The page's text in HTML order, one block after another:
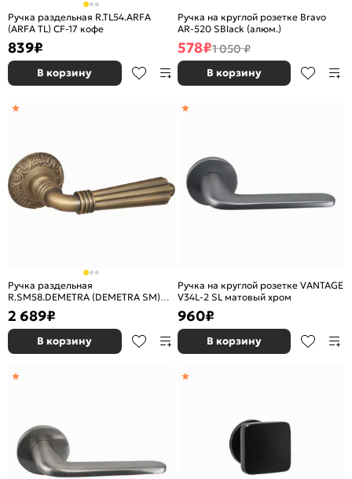
Ручка раздельная R.TL54.ARFA
(ARFA TL) CF-17 кофе
839₽
В корзину
Ручка на круглой розетке Bravo
AR-520 SBlack (алюм.)
578₽1 050 ₽
В корзину
Ручка раздельная
R.SM58.DEMETRA (DEMETRA SM)
AB-7 матовая бронза
2 689₽
В корзину
Ручка на круглой розетке VANTAGE
V34L-2 SL матовый хром
960₽
В корзину